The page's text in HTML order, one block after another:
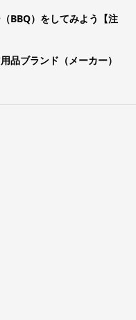
BBQ）をしてみよう【注
品ブランド（メーカー）